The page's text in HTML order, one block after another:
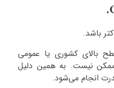
بالای کشوری یا عمومی
ممکن نیست. به همین دلیل